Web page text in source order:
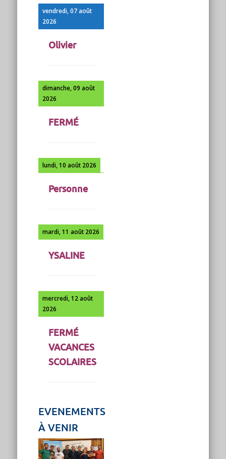
vendredi, 07 août
2026
Olivier
dimanche, 09 août
2026
FERMÉ
lundi, 10 août 2026
Personne
mardi, 11 août 2026
YSALINE
mercredi, 12 août
2026
FERMÉ
VACANCES
SCOLAIRES
EVENEMENTS
À VENIR